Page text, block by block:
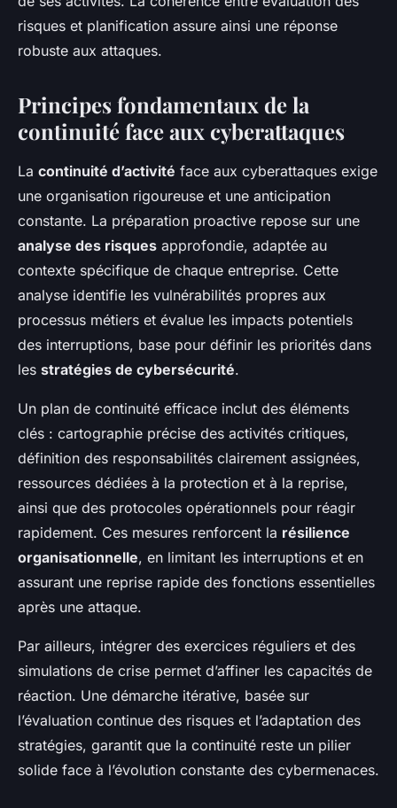
risques et planification assure ainsi une réponse
robuste aux attaques.
Principes fondamentaux de la
continuité face aux cyberattaques
La continuité d’activité face aux cyberattaques exige
une organisation rigoureuse et une anticipation
constante. La préparation proactive repose sur une
analyse des risques approfondie, adaptée au
contexte spécifique de chaque entreprise. Cette
analyse identifie les vulnérabilités propres aux
processus métiers et évalue les impacts potentiels
des interruptions, base pour définir les priorités dans
les stratégies de cybersécurité.
Un plan de continuité efficace inclut des éléments
clés : cartographie précise des activités critiques,
définition des responsabilités clairement assignées,
ressources dédiées à la protection et à la reprise,
ainsi que des protocoles opérationnels pour réagir
rapidement. Ces mesures renforcent la résilience
organisationnelle, en limitant les interruptions et en
assurant une reprise rapide des fonctions essentielles
après une attaque.
Par ailleurs, intégrer des exercices réguliers et des
simulations de crise permet d’affiner les capacités de
réaction. Une démarche itérative, basée sur
l’évaluation continue des risques et l’adaptation des
stratégies, garantit que la continuité reste un pilier
solide face à l’évolution constante des cybermenaces.